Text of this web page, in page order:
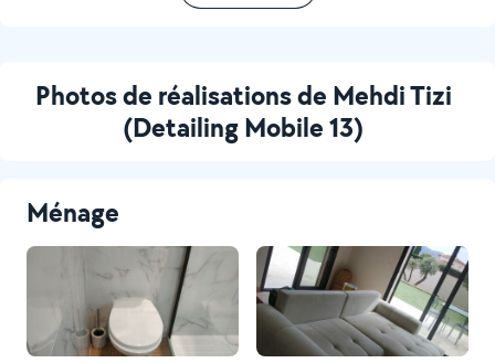
Photos de réalisations de Mehdi Tizi
(Detailing Mobile 13)
Ménage